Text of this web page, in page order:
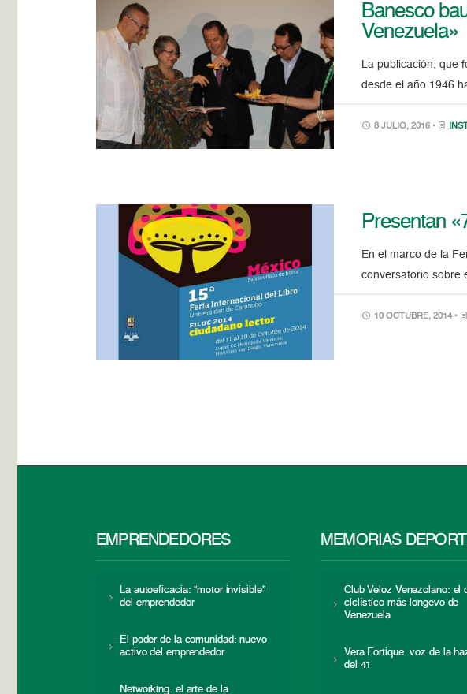
Banesco
Venezuela»
La publicación,
desde el año 1946
8 JULIO, 2016 •
Presentan
En el marco de la
conversatorio sobre
10 OCTUBRE, 2014 •
EMPRENDEDORES
La autoeficacia: “motor invisible”
del emprendedor
El poder de la comunidad: nuevo
activo del emprendedor
Networking: el arte de la
MEMORIAS
Club Veloz Venezolano: el
ciclístico más longevo de
Venezuela
Vera Fortique: voz de la
del 41